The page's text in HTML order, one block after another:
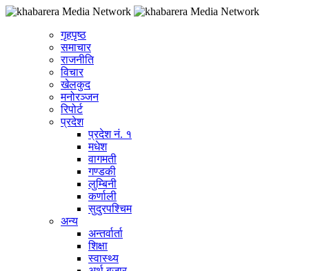
गृहपृष्ठ
समाचार
राजनीति
विचार
खेलकुद
मनोरञ्जन
रिपोर्ट
प्रदेश
प्रदेश नं. १
मधेश
वागमती
गण्डकी
लुम्बिनी
कर्णाली
सुदुरपश्चिम
अन्य
अन्तर्वार्ता
शिक्षा
स्वास्थ्य